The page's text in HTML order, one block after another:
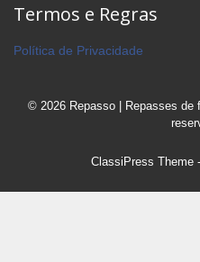
Termos e Regras
Política de Privacidade
© 2026 Repasso | Repasses de
ClassiPress Theme-